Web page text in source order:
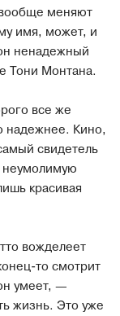
меняют
имя, может, и
ненадежный
Тони Монтана.
все же
надежнее. Кино,
свидетель
красивая
вожделеет
то смотрит
умеет, —
жизнь. Это уже